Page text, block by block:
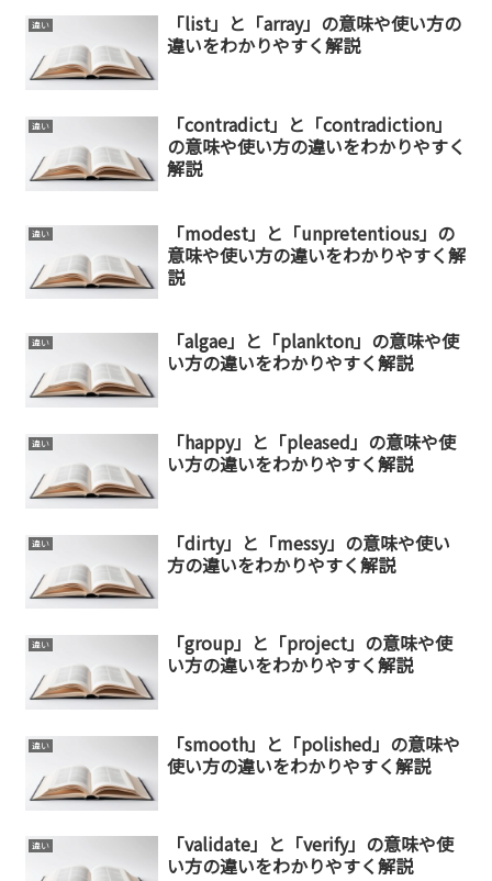
違い
「list」と「array」の意味や使い方の
違いをわかりやすく解説
違い
「contradict」と「contradiction」
の意味や使い方の違いをわかりやすく
解説
違い
「modest」と「unpretentious」の
意味や使い方の違いをわかりやすく解
説
違い
「algae」と「plankton」の意味や使
い方の違いをわかりやすく解説
違い
「happy」と「pleased」の意味や使
い方の違いをわかりやすく解説
違い
「dirty」と「messy」の意味や使い
方の違いをわかりやすく解説
違い
「group」と「project」の意味や使
い方の違いをわかりやすく解説
違い
「smooth」と「polished」の意味や
使い方の違いをわかりやすく解説
違い
「validate」と「verify」の意味や使
い方の違いをわかりやすく解説